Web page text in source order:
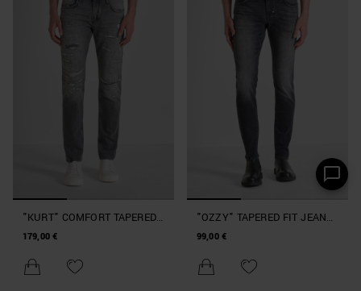
"KURT" COMFORT TAPERED
FIT JEANS IN BLACK SUPER
179,00 €
"OZZY" TAPERED FIT JEANS
IN AUTHENTIC STRETCH
99,00 €